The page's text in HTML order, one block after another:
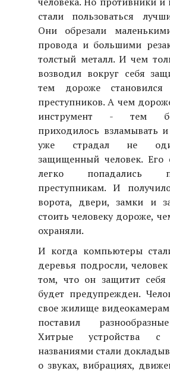
стали пользоваться
Они обрезали
провода и большими
толстый металл. И чем
возводил вокруг себя
тем дороже становился
преступников. А чем
инструмент - тем
приходилось взламывать
уже страдал не
защищенный человек. Его
легко попадались
преступникам. И
ворота, двери, замки и
стоить человеку дороже,
охраняли.
И когда компьютеры
деревья подросли,
том, что он защитит себя
будет предупрежден.
свое жилище
поставил
Хитрые устройства с
названиями стали
о звуках, вибрациях,